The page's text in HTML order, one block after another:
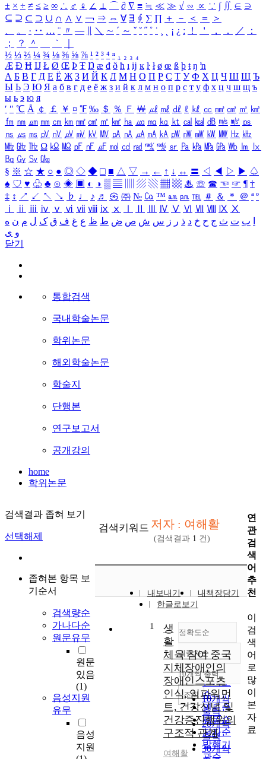
± × ÷ ≠ ≤ ≥ ∞ ∴ ♂ ♀ ∠ ⊥ ⌒ ∂ ∇ ≡ ≒ ≪ ≫ √ ∽ ∝ ∵ ∫ ∬ ∈ ∋
⊆ ⊇ ⊂ ⊃ ∪ ∩ ∧ ∨ ￢ ⇒ ⇔ ∀ ∃ ∮ ∑ ∏ ＋ － ＜ ＝
＞
、
。 · ‥ … ¨ 〃 ― ＼ ∼ ´ ～ ˇ ˘ ˝ ˚ ˙ ¸ ¡ ¿ ː ！ ＇ ， ． ／
：
；
？ ＾ ｀
½ ⅓ ⅔ ¼ ¾ ⅛ ⅜ ⅝ ⅞ ¹ ² ³ ⁴ ⁿ ₁ ₂ ₃ ₄
Æ Ð Ħ Ĳ Ł Ø Œ Þ Ŧ Ŋ æ đ ð ħ ı ĳ ĸ ŀ ł ø œ ß þ ŧ ŋ ŉ
А Б В Г Д Е Ё Ж З И Й К Л М Н О П Р С Т У Ф Х Ц Ч Ш Щ Ъ
Ы Ь Э Ю Я а б в г д е ё ж з и й к л м н о п р с т у ф х ц ч ш щ ъ
ы ь э ю я
′ ″ ℃ Å ￠ ￡ ￥ ¤ ℉ ‰ ＄ ％ Ｆ ￦ ㎕ ㎖ ㎗ ℓ ㎘ ㏄ ㎣ ㎤ ㎥ ㎦
㎙ ㎚ ㎛ ㎜ ㎝ ㎞ ㎟ ㎠ ㎡ ㎢ ㏊ ㎍ ㎎ ㎏ ㏏ ㎈ ㎉ ㏈ ㎧ ㎨ ㎰
㎱ ㎲ ㎳ ㎴ ㎵ ㎶ ㎷ ㎸ ㎹ ㎀ ㎁ ㎂ ㎃ ㎄ ㎺ ㎻ ㎽ ㎾ ㎿ ㎐ ㎑
㎒ ㎓ ㎔ Ω ㏀ ㏁ ㎊ ㎋ ㎌ ㏖ ㏅ ㎭ ㎮ ㎯ ㏛ ㎩ ㎪ ㎫ ㎬ ㏝ ㏐
㏓
㏃ ㏉ ㏜ ㏆
§ ※ ☆ ★ ○ ● ◎ ◇ ◆ □ ■ △ ▽ → ← ↑ ↓ ↔ 〓 ◁ ◀ ▷ ▶ ♤
♠ ♡ ♥ ♧ ♣ ⊙ ◈ ▣ ◐ ◑ ▒ ▤ ▨ ▧ ▦ ▩ ♨ ☏ ☎ ☜ ☞ ¶ †
‡ ↕ ↗ ↙ ↖ ↘ ♭ ♩ ♪ ♬ ㉿ ㈜ № ㏇ ™ ㏂ ㏘ ℡ ＃ ＆ ＊ ＠ ª º
ⅰ
ⅱ ⅲ ⅳ ⅴ ⅵ ⅶ ⅷ ⅸ ⅹ Ⅳ Ⅴ Ⅵ Ⅶ Ⅷ Ⅸ Ⅹ
ب ت ث ج ح خ د ذ ر ز س ش ص ض ط ظ ع غ ف ق ک ل م ن ه
و ی
닫기
통합검색
국내학술논문
학위논문
해외학술논문
학술지
단행본
연구보고서
공개강의
home
학위논문
검색결과 좁혀 보기
선택해제
좁혀본 항목 보
기순서
검색량순
가나다순
원문유무
원문
있음
(1)
음성지원
유무
음성
지원
검색키워드 저자 : 여해활
(검색결과 1 건)
내보내기
내책장담기
한글로보기
정확도순
정확도
순
인기도
순
연도순
제목순
저자순
발행기
내림차순
내림차순
10개씩 출력
10개씩
출력
20개씩
출력
30개씩
조회
1
생
활
체육 참여 중국
지체장애인의
장애인스포츠
인식, 임파워먼
트, 건강신념 및
건강증진행위의
구조적 관계
여해활
연
관
검
색
어
추
천
이
검
색
어
로
많
이
본
자
료